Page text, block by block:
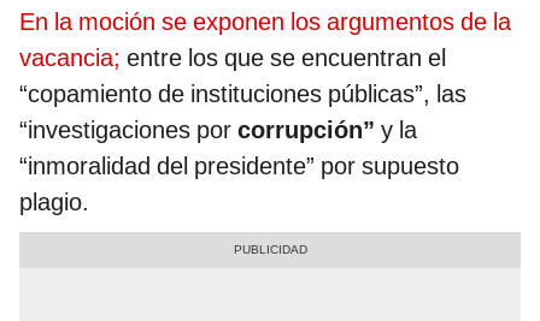
En la moción se exponen los argumentos de la
vacancia; entre los que se encuentran el
“copamiento de instituciones públicas”, las
“investigaciones por corrupción” y la
“inmoralidad del presidente” por supuesto
plagio.